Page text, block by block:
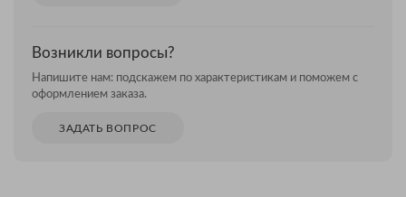
Возникли вопросы?
Напишите нам: подскажем по характеристикам и поможем с
оформлением заказа.
ЗАДАТЬ ВОПРОС